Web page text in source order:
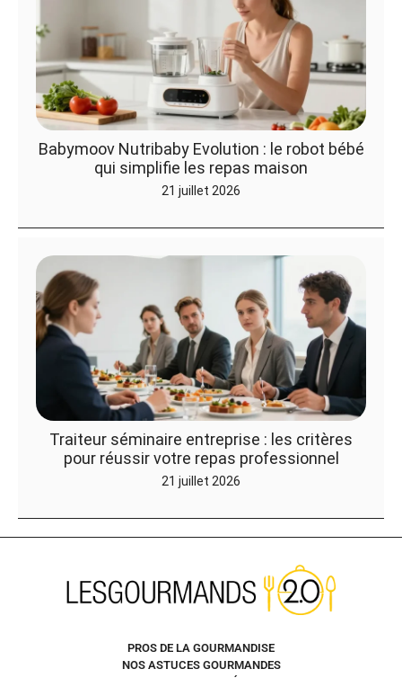
Babymoov Nutribaby Evolution : le robot bébé
qui simplifie les repas maison
21 juillet 2026
Traiteur séminaire entreprise : les critères
pour réussir votre repas professionnel
21 juillet 2026
PROS DE LA GOURMANDISE
NOS ASTUCES GOURMANDES